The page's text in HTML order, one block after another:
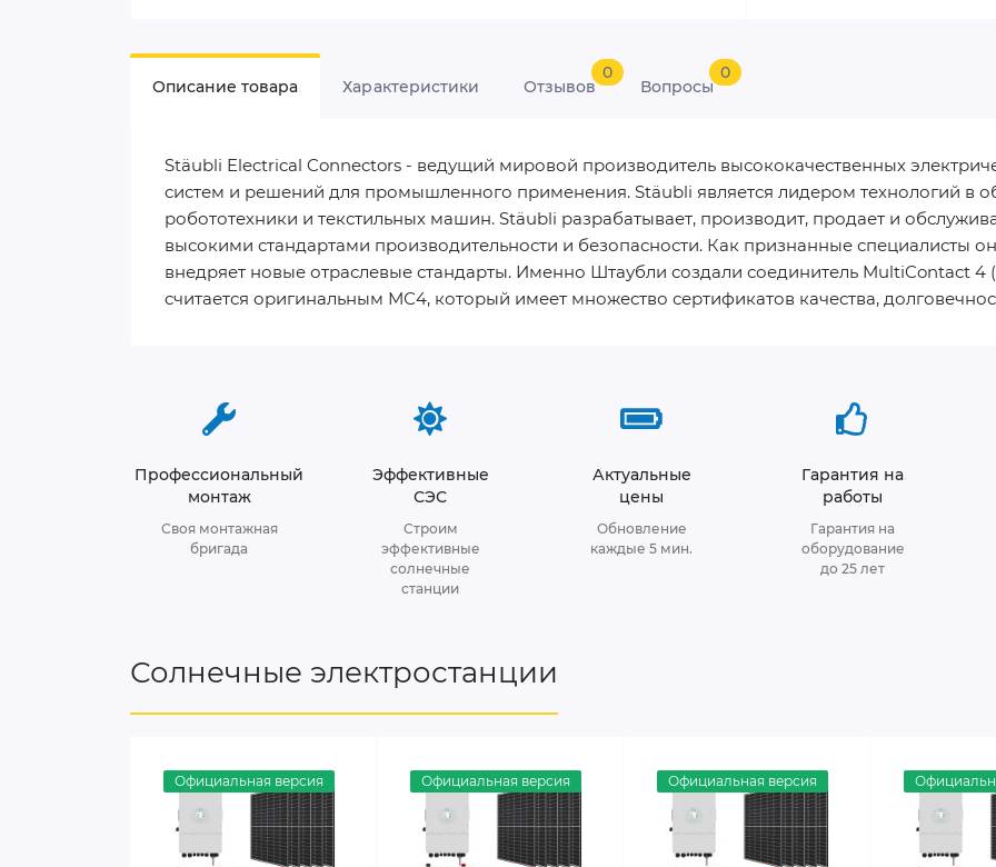
Описание товара Характеристики Отзывов
0
Вопросы
0
Stäubli Electrical Connectors - ведущий мировой производитель высококачественных
систем и решений для промышленного применения. Stäubli является лидером технологий в
робототехники и текстильных машин. Stäubli разрабатывает, производит, продает и
высокими стандартами производительности и безопасности. Как признанные специалисты
внедряет новые отраслевые стандарты. Именно Штаубли создали соединитель MultiContact 4
считается оригинальным МС4, который имеет множество сертификатов качества,
Профессиональный
монтаж
Своя монтажная
бригада
Эффективные
СЭС
Строим
эффективные
солнечные
станции
Актуальные
цены
Обновление
каждые 5 мин.
Гарантия на
работы
Гарантия на
оборудование
до 25 лет
Солнечные электростанции
Официальная версия Официальная версия Официальная версия